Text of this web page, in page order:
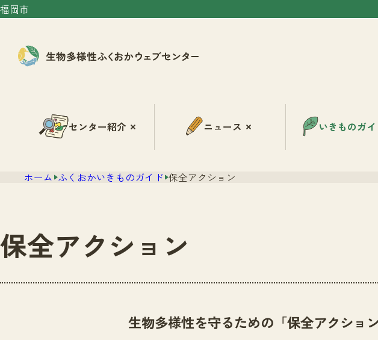
福岡市
センター紹介 ニュース いきものガ
ホーム ふくおかいきものガイド 保全アクション
保全アクション
生物多様性を守るための「保全アクショ